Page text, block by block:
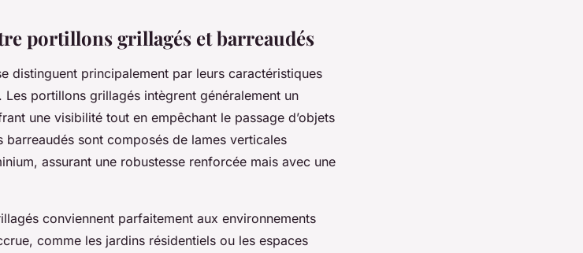
portillons grillagés et barreaudés
distinguent principalement par leurs caractéristiques
portillons grillagés intègrent généralement un
une visibilité tout en empêchant le passage d’objets
barreaudés sont composés de lames verticales
assurant une robustesse renforcée mais avec une
conviennent parfaitement aux environnements
comme les jardins résidentiels ou les espaces